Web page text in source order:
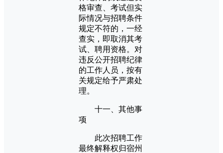
格审查、考试但实
际情况与招聘条件
规定不符的，一经
查实，即取消其考
试、聘用资格。对
违反公开招聘纪律
的工作人员，按有
关规定给予严肃处
理。
十一、其他事
项
此次招聘工作
最终解释权归宿州